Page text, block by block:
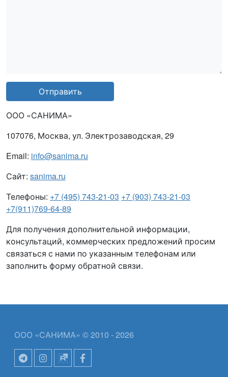
Отправить
ООО «САНИМА»
107076, Москва, ул. Электрозаводская, 29
Email: info@sanima.ru
Сайт: sanima.ru
Телефоны: +7 (495) 743-21-03 +7 (903) 743-21-03
+7(911)769-64-89
Для получения дополнительной информации,
консультаций, коммерческих предложений просим
связаться с нами по указанным телефонам или
заполнить форму обратной связи.
ООО «САНИМА» © 2010 - 2026